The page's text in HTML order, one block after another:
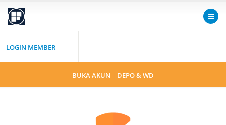
LOGIN MEMBER
BUKA AKUN | DEPO & WD